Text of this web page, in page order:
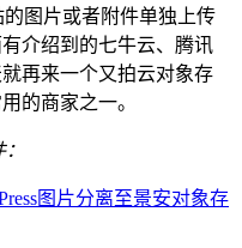
的图片或者附件单独上传
介绍到的七牛云、腾讯
再来一个又拍云对象存
的商家之一。
图片分离至景安对象存